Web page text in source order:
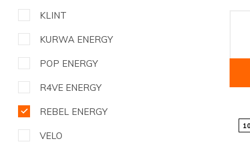
KLINT
KURWA ENERGY
POP ENERGY
R4VE ENERGY
REBEL ENERGY
VELO